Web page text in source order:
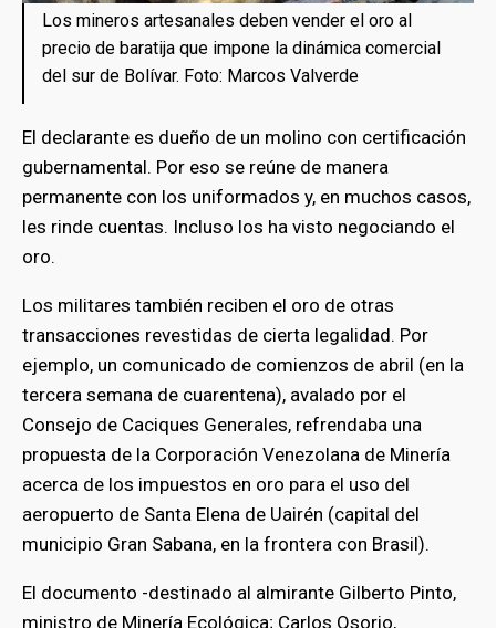
Los mineros artesanales deben vender el oro al
precio de baratija que impone la dinámica comercial
del sur de Bolívar. Foto: Marcos Valverde
El declarante es dueño de un molino con certificación
gubernamental. Por eso se reúne de manera
permanente con los uniformados y, en muchos casos,
les rinde cuentas. Incluso los ha visto negociando el
oro.
Los militares también reciben el oro de otras
transacciones revestidas de cierta legalidad. Por
ejemplo, un comunicado de comienzos de abril (en la
tercera semana de cuarentena), avalado por el
Consejo de Caciques Generales, refrendaba una
propuesta de la Corporación Venezolana de Minería
acerca de los impuestos en oro para el uso del
aeropuerto de Santa Elena de Uairén (capital del
municipio Gran Sabana, en la frontera con Brasil).
El documento -destinado al almirante Gilberto Pinto,
ministro de Minería Ecológica; Carlos Osorio,